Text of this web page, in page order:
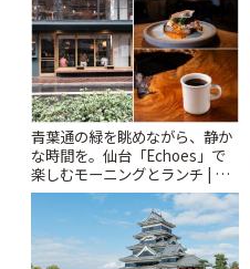
青葉通の緑を眺めながら、静か
な時間を。仙台「Echoes」で
楽しむモーニングとランチ | こ
とりっぷ